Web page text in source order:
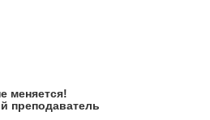
меняется!
преподаватель